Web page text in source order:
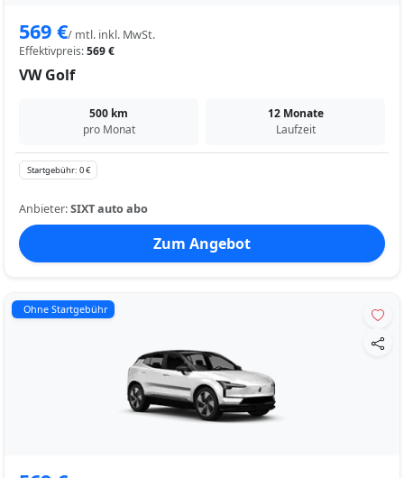
569 €/ mtl. inkl. MwSt.
Effektivpreis:569 €
VW Golf
500 km
pro Monat
12 Monate
Laufzeit
Startgebühr: 0 €
Anbieter:SIXT auto abo
Zum Angebot
Ohne Startgebühr